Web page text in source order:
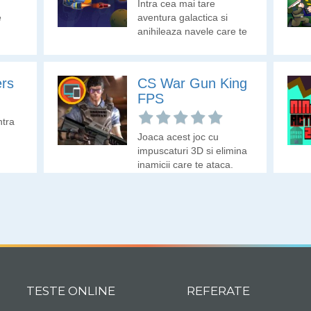
Intra cea mai tare
aventura galactica si
anihileaza navele care te
CS War Gun King
FPS
Joaca acest joc cu
impuscaturi 3D si elimina
inamicii care te ataca.
TESTE ONLINE REFERATE